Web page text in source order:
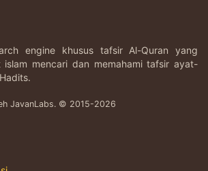
engine khusus tafsir Al-Quran yang
islam mencari dan memahami tafsir ayat-
JavanLabs. © 2015-2026